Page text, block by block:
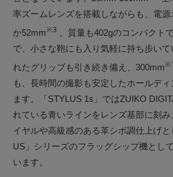
率ズームレンズを搭載しながらも、電
か52mm※3
、質量も402gのコンパクト
で、小さな鞄にも入り気軽に持ち歩い
れたグリップも引き続き備え、300mm
も、長時間の撮影も安定したホールデ
ます。「STYLUS 1s」ではZUIKO
れている青いラインをレンズ基部に刻
イヤルや高級感のある革シボ調仕上げと
US」シリーズのフラッグシップ機とし
います。